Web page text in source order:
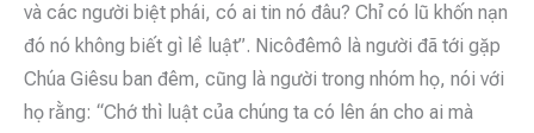
và các người biệt phái, có ai tin nó đâu? Chỉ có lũ khốn nạn
đó nó không biết gì lề luật”. Nicôđêmô là người đã tới gặp
Chúa Giêsu ban đêm, cũng là người trong nhóm họ, nói với
họ rằng: “Chớ thì luật của chúng ta có lên án cho ai mà